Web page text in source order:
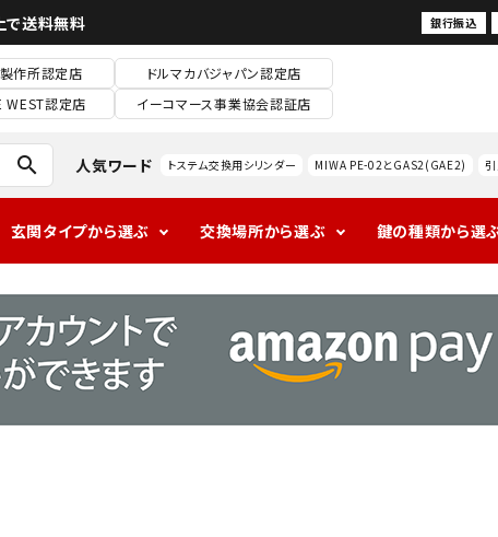
送料無料 銀行振込
作所認定店
ドルマカバジャパン認定店
WEST認定店
イーコマース事業協会認証店
search 人気ワード トステム交換用シリンダー MIWA PE-02とGAS2(GAE2)
玄関タイプから選ぶ
MIWA2ロック玄
関
玄関
交換場所から選ぶ
室
内
錠
ブ交
換
鍵の種類から選
防犯対